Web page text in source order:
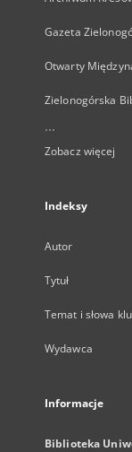
Gazeta
Otwarty
Zielonogórska
...
Zobacz więcej
Indeksy
Autor
Tytuł
Temat i słowa
Wydawca
Informacje
Biblioteka